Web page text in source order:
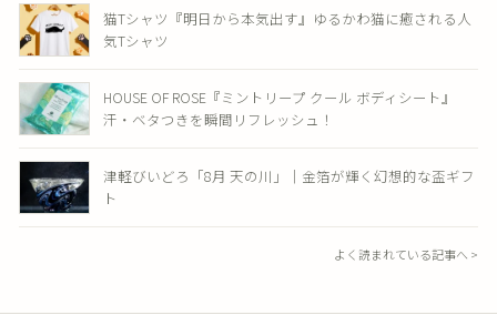
猫Tシャツ『明日から本気出す』ゆるかわ猫に癒される人
気Tシャツ
HOUSE OF ROSE『ミントリープ クール ボディシート』
汗・ベタつきを瞬間リフレッシュ！
津軽びいどろ「8月 天の川」｜金箔が輝く幻想的な盃ギフ
ト
よく読まれている記事へ >